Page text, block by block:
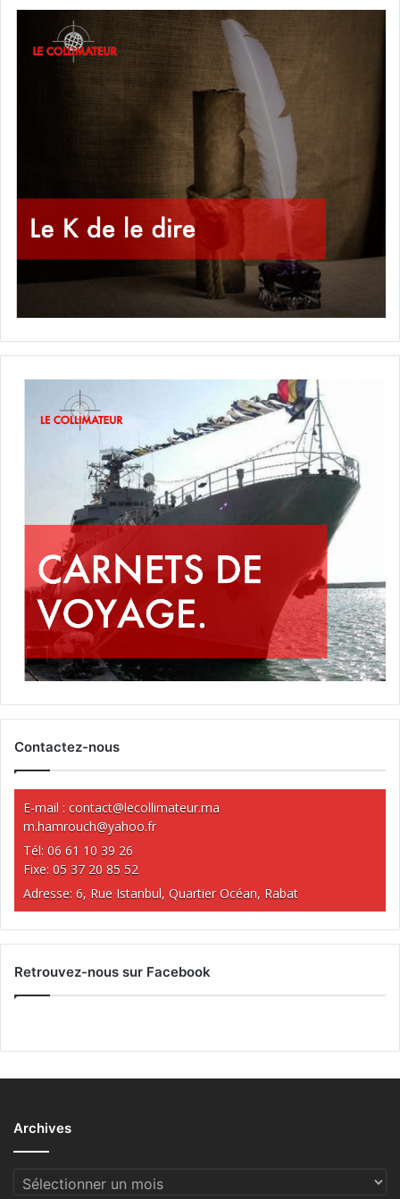
Contactez-nous
E-mail : contact@lecollimateur.ma
m.hamrouch@yahoo.fr
Tél: 06 61 10 39 26
Fixe: 05 37 20 85 52
Adresse: 6, Rue Istanbul, Quartier Océan, Rabat
Retrouvez-nous sur Facebook
Archives
Archives